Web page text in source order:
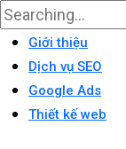
Giới thiệu
Dịch vụ SEO
Google Ads
Thiết kế web